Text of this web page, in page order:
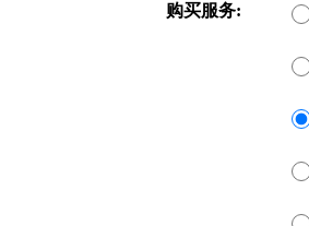
购买服务: